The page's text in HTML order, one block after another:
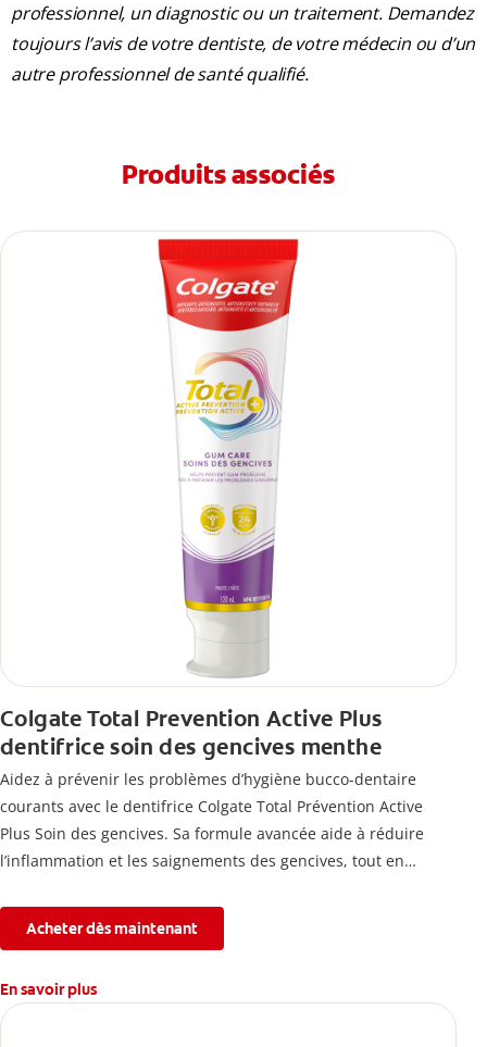
professionnel, un diagnostic ou un traitement. Demandez
toujours l’avis de votre dentiste, de votre médecin ou d’un
autre professionnel de santé qualifié.
Produits associés
Colgate Total Prevention Active Plus
dentifrice soin des gencives menthe
Aidez à prévenir les problèmes d’hygiène bucco-dentaire
courants avec le dentifrice Colgate Total Prévention Active
Plus Soin des gencives. Sa formule avancée aide à réduire
l’inflammation et les saignements des gencives, tout en
l’érosion de l’émail.
Acheter dès maintenant
En savoir plus